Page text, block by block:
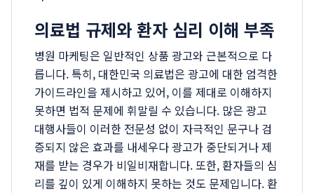
의료법 규제와 환자 심리 이해 부족
병원 마케팅은 일반적인 상품 광고와 근본적으로 다
릅니다. 특히, 대한민국 의료법은 광고에 대한 엄격한
가이드라인을 제시하고 있어, 이를 제대로 이해하지
못하면 법적 문제에 휘말릴 수 있습니다. 많은 광고
대행사들이 이러한 전문성 없이 자극적인 문구나 검
증되지 않은 효과를 내세우다 광고가 중단되거나 제
재를 받는 경우가 비일비재합니다. 또한, 환자들의 심
리를 깊이 있게 이해하지 못하는 것도 문제입니다. 환